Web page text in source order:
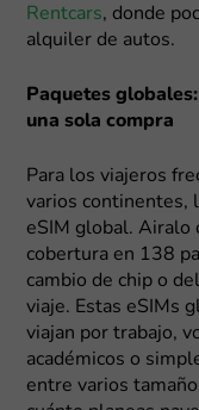
Rentcars, donde
alquiler de autos.
Paquetes
una sola compra
Para los viajeros
varios continentes,
eSIM global. Airalo
cobertura en 138
cambio de chip o
viaje. Estas eSIMs
viajan por trabajo,
académicos o
entre varios